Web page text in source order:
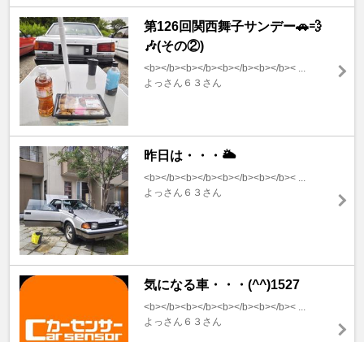
第126回関西舞子サンデー🚗💨
🎶(その②)
<b></b><b></b><b></b><b></b>< ...
よっさん６３さん
昨日は・・・🌥️
<b></b><b></b><b></b><b></b>< ...
よっさん６３さん
気になる車・・・(^^)1527
<b></b><b></b><b></b><b></b>< ...
よっさん６３さん